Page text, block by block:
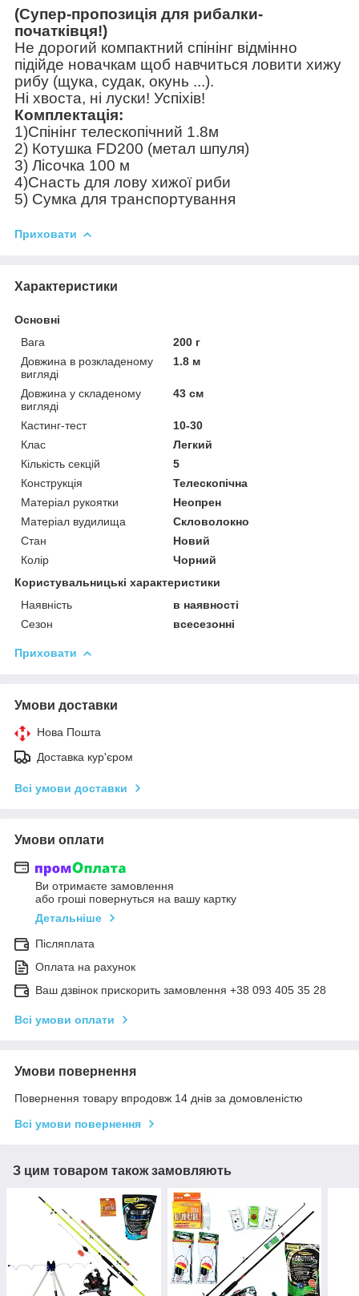
(Супер-пропозиція для рибалки-
початківця!)
Не дорогий компактний спінінг відмінно
підійде новачкам щоб навчиться ловити хижу
рибу (щука, судак, окунь ...).
Ні хвоста, ні луски! Успіхів!
Комплектація:
1)Спінінг телескопічний 1.8м
2) Котушка FD200 (метал шпуля)
3) Лісочка 100 м
4)Снасть для лову хижої риби
5) Сумка для транспортування
Приховати
Характеристики
Основні
Вага
200 г
Довжина в розкладеному
вигляді
1.8 м
Довжина у складеному
вигляді
43 см
Кастинг-тест
10-30
Клас
Легкий
Кількість секцій
5
Конструкція
Телескопічна
Матеріал рукоятки
Неопрен
Матеріал вудилища
Скловолокно
Стан
Новий
Колір
Чорний
Користувальницькі характеристики
Наявність
в наявності
Сезон
всесезонні
Приховати
Умови доставки
Нова Пошта
Доставка кур'єром
Всі умови доставки
Умови оплати
Ви отримаєте замовлення
або гроші повернуться на вашу картку
Детальніше
Післяплата
Оплата на рахунок
Ваш дзвінок прискорить замовлення +38 093 405 35 28
Всі умови оплати
Умови повернення
Повернення товару впродовж 14 днів за домовленістю
Всі умови повернення
З цим товаром також замовляють